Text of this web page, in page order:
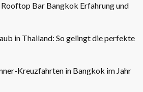
Bar Bangkok Erfahrung und
in Thailand: So gelingt die perfekte
Kreuzfahrten in Bangkok im Jahr